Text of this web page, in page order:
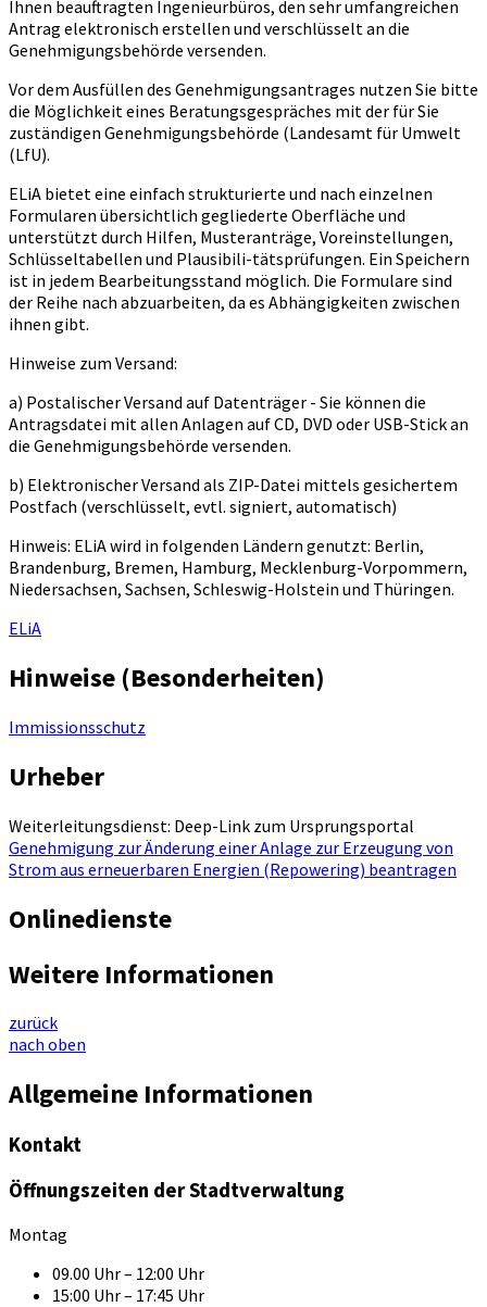
Ihnen beauftragten Ingenieurbüros, den sehr umfangreichen
Antrag elektronisch erstellen und verschlüsselt an die
Genehmigungsbehörde versenden.
Vor dem Ausfüllen des Genehmigungsantrages nutzen Sie bitte
die Möglichkeit eines Beratungsgespräches mit der für Sie
zuständigen Genehmigungsbehörde (Landesamt für Umwelt
(LfU).
ELiA bietet eine einfach strukturierte und nach einzelnen
Formularen übersichtlich gegliederte Oberfläche und
unterstützt durch Hilfen, Musteranträge, Voreinstellungen,
Schlüsseltabellen und Plausibili-tätsprüfungen. Ein Speichern
ist in jedem Bearbeitungsstand möglich. Die Formulare sind
der Reihe nach abzuarbeiten, da es Abhängigkeiten zwischen
ihnen gibt.
Hinweise zum Versand:
a) Postalischer Versand auf Datenträger - Sie können die
Antragsdatei mit allen Anlagen auf CD, DVD oder USB-Stick an
die Genehmigungsbehörde versenden.
b) Elektronischer Versand als ZIP-Datei mittels gesichertem
Postfach (verschlüsselt, evtl. signiert, automatisch)
Hinweis: ELiA wird in folgenden Ländern genutzt: Berlin,
Brandenburg, Bremen, Hamburg, Mecklenburg-Vorpommern,
Niedersachsen, Sachsen, Schleswig-Holstein und Thüringen.
ELiA
Hinweise (Besonderheiten)
Immissionsschutz
Urheber
Weiterleitungsdienst: Deep-Link zum Ursprungsportal
Genehmigung zur Änderung einer Anlage zur Erzeugung von
Strom aus erneuerbaren Energien (Repowering) beantragen
Onlinedienste
Weitere Informationen
zurück
nach oben
Allgemeine Informationen
Kontakt
Öffnungszeiten der Stadtverwaltung
Montag
09.00 Uhr – 12:00 Uhr
15:00 Uhr – 17:45 Uhr